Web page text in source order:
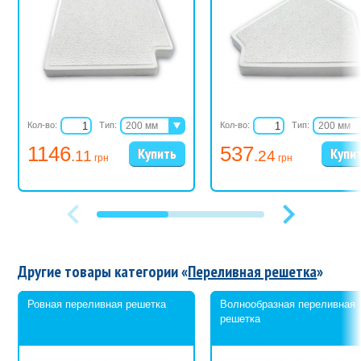
1146.11 грн
Кол-во: Тип:
200 мм
250 мм
300 мм
537.24 грн
Кол-во: Тип:
200 мм
250 мм
300 мм
Другие товары категории «Переливная решетка»
Ровная переливная решетка
Волнообразная переливная
решетка